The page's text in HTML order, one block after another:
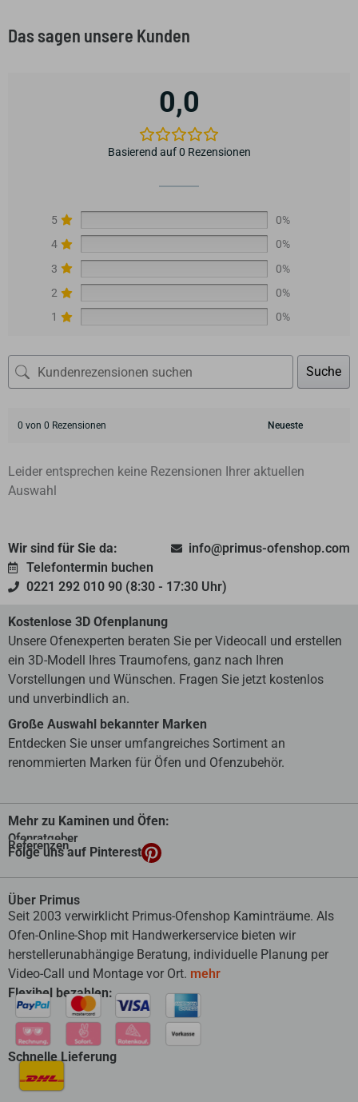
Das sagen unsere Kunden
0,0
Basierend auf 0 Rezensionen
5
0%
4
0%
3
0%
2
0%
1
0%
Suche
0 von 0 Rezensionen
Leider entsprechen keine Rezensionen Ihrer aktuellen
Auswahl
Wir sind für Sie da:
info@primus-ofenshop.com
Telefontermin buchen
0221 292 010 90 (8:30 - 17:30 Uhr)
Kostenlose 3D Ofenplanung
Unsere Ofenexperten beraten Sie per Videocall und erstellen
ein 3D-Modell Ihres Traumofens, ganz nach Ihren
Vorstellungen und Wünschen. Fragen Sie jetzt kostenlos
und unverbindlich an.
Große Auswahl bekannter Marken
Entdecken Sie unser umfangreiches Sortiment an
renommierten Marken für Öfen und Ofenzubehör.
Mehr zu Kaminen und Öfen:
Ofenratgeber
Referenzen
Folge uns auf Pinterest
Über Primus
Seit 2003 verwirklicht Primus-Ofenshop Kaminträume. Als
Ofen-Online-Shop mit Handwerkerservice bieten wir
herstellerunabhängige Beratung, individuelle Planung per
Video-Call und Montage vor Ort. mehr
Flexibel bezahlen:
Schnelle Lieferung